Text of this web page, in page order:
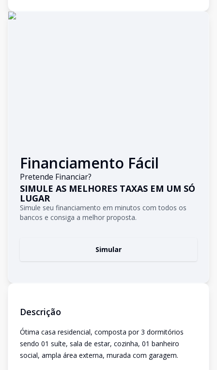
Financiamento Fácil
Pretende Financiar?
SIMULE AS MELHORES TAXAS EM UM SÓ
LUGAR
Simule seu financiamento em minutos com todos os
bancos e consiga a melhor proposta.
Simular
Descrição
Ótima casa residencial, composta por 3 dormitórios
sendo 01 suíte, sala de estar, cozinha, 01 banheiro
social, ampla área externa, murada com garagem.